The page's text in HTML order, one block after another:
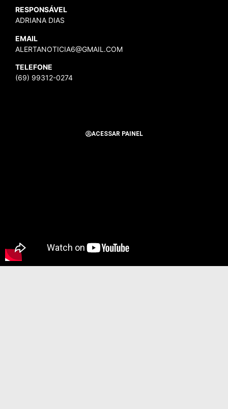
RESPONSÁVEL
ADRIANA DIAS
EMAIL
ALERTANOTICIA6@GMAIL.COM
TELEFONE
(69) 99312-0274
ACESSAR PAINEL